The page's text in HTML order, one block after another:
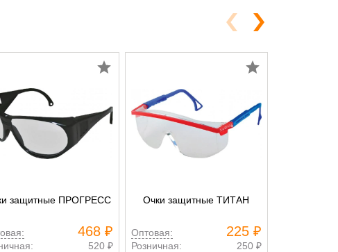
защитные ПРОГРЕСС
468 ₽
520 ₽
Очки защитные ТИТАН
Оптовая: 225 ₽
Розничная: 250 ₽